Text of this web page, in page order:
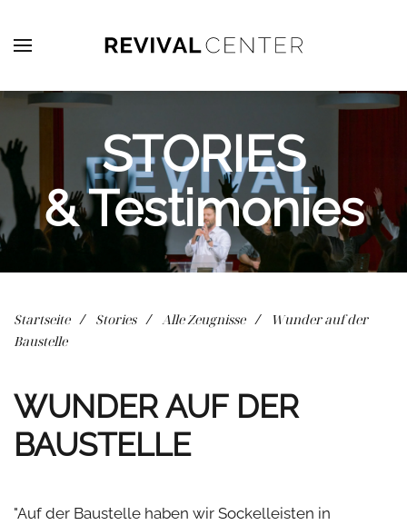
Zum Hauptinhalt springen
STORIES
& Testimonies
Startseite Stories Alle Zeugnisse
Wunder auf der
Baustelle
WUNDER AUF DER
BAUSTELLE
"Auf der Baustelle haben wir Sockelleisten in